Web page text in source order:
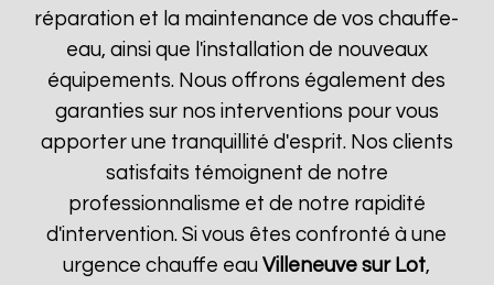
réparation et la maintenance de vos chauffe-
eau, ainsi que l'installation de nouveaux
équipements. Nous offrons également des
garanties sur nos interventions pour vous
apporter une tranquillité d'esprit. Nos clients
satisfaits témoignent de notre
professionnalisme et de notre rapidité
d'intervention. Si vous êtes confronté à une
urgence chauffe eauVilleneuve sur Lot,